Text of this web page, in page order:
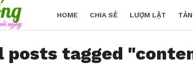
HOME CHIA SẺ LƯỢM LẶT
posts tagged